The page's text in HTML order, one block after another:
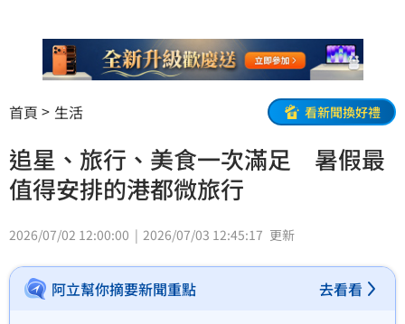
首頁 生活 看新聞換好禮
追星、旅行、美食一次滿足 暑假最
值得安排的港都微旅行
2026/07/02 12:00:00 2026/07/03 12:45:17 更新
阿立幫你摘要新聞重點 去看看